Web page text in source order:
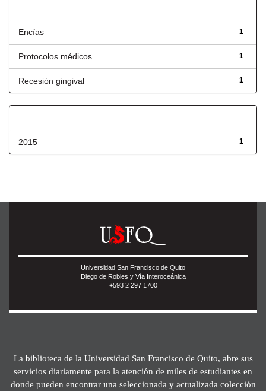
1
Encías
1
Protocolos médicos
1
Recesión gingival
1
2015
Universidad San Francisco de Quito
Diego de Robles y Vía Interoceánica
+593 2 297 1700
La biblioteca de la Universidad San Francisco de Quito, abre sus
servicios diariamente para la atención de miles de estudiantes en
donde pueden encontrar una seleccionada y actualizada colección